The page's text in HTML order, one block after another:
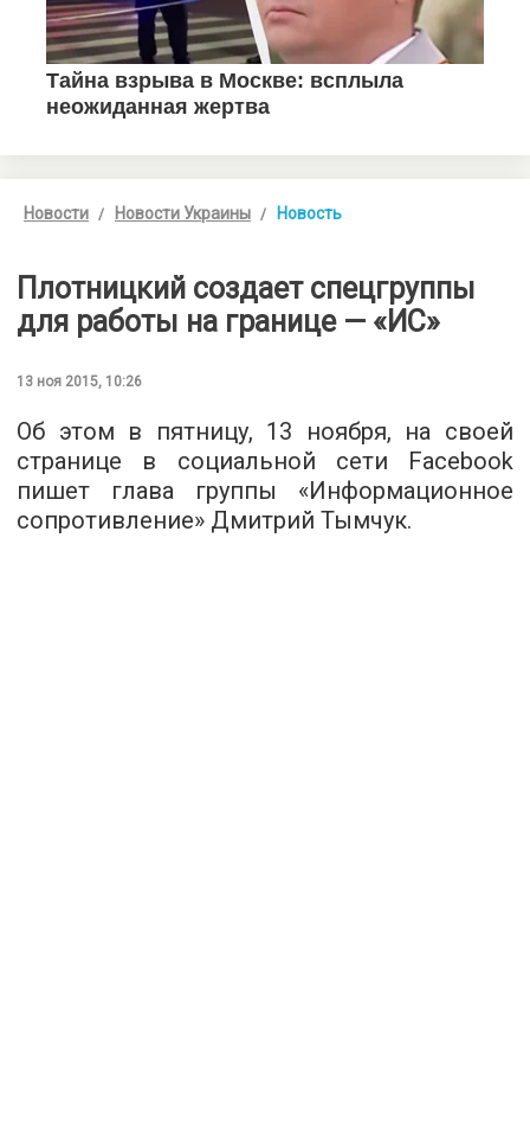
Новости Новости Украины Новость
Плотницкий создает спецгруппы
для работы на границе — «ИС»
13 ноя 2015, 10:26
Об этом в пятницу, 13 ноября, на своей
странице в социальной сети Facebook
пишет глава группы «Информационное
сопротивление» Дмитрий Тымчук.